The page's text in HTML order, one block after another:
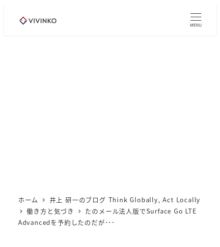
MENU
ホーム
井上 研一のブログ Think Globally, Act Locally
働き方と気づき
たのメール法人版でSurface Go LTE
Advancedを予約したのだが･･･